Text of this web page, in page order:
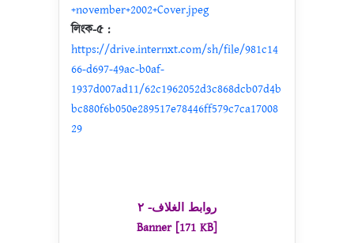
+november+2002+Cover.jpeg
লিংক-৫ :
https://drive.internxt.com/sh/file/981c14
66-d697-49ac-b0af-
1937d007ad11/62c1962052d3c868dcb07d4b
bc880f6b050e289517e78446ff579c7ca17008
29
روابط الغلاف- ٢
Banner [171 KB]